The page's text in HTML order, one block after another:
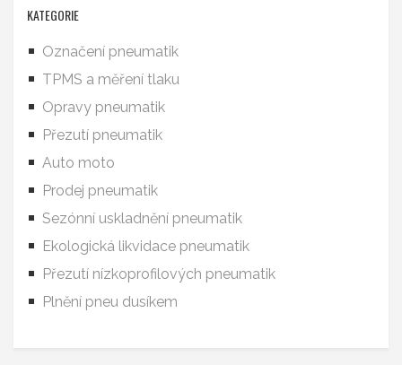
KATEGORIE
Označení pneumatik
TPMS a měření tlaku
Opravy pneumatik
Přezutí pneumatik
Auto moto
Prodej pneumatik
Sezónní uskladnění pneumatik
Ekologická likvidace pneumatik
Přezutí nízkoprofilových pneumatik
Plnění pneu dusíkem